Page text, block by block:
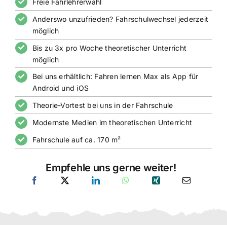
Freie Fahrlehrerwahl
Anderswo unzufrieden? Fahrschulwechsel jederzeit
möglich
Bis zu 3x pro Woche theoretischer Unterricht
möglich
Bei uns erhältlich: Fahren lernen Max als App für
Android und iOS
Theorie-Vortest bei uns in der Fahrschule
Modernste Medien im theoretischen Unterricht
Fahrschule auf ca. 170 m²
Empfehle uns gerne weiter!